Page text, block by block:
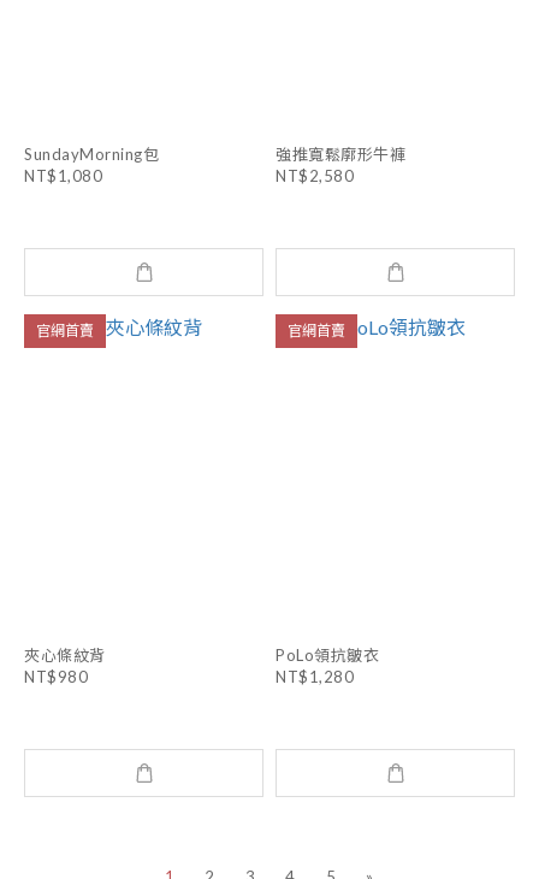
SundayMorning包
NT$1,080
強推寬鬆廓形牛褲
NT$2,580
官網首賣
夾心條紋背
NT$980
官網首賣
PoLo領抗皺衣
NT$1,280